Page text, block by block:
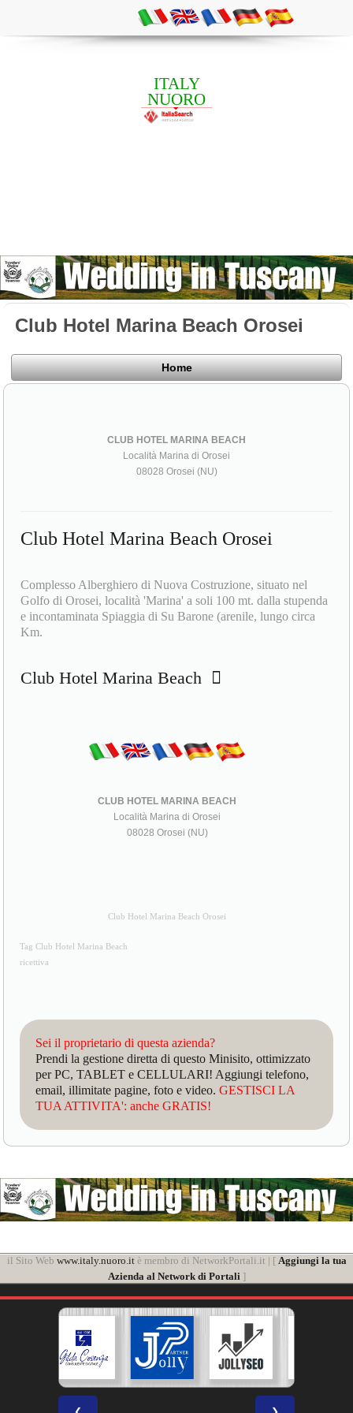
ITALY
NUORO
Club Hotel Marina Beach Orosei
Home
CLUB HOTEL MARINA BEACH
Località Marina di Orosei
08028 Orosei (NU)
Club Hotel Marina Beach Orosei
Complesso Alberghiero di Nuova Costruzione, situato nel
Golfo di Orosei, località 'Marina' a soli 100 mt. dalla stupenda
e incontaminata Spiaggia di Su Barone (arenile, lungo circa
Km.
Club Hotel Marina Beach
CLUB HOTEL MARINA BEACH
Località Marina di Orosei
08028 Orosei (NU)
Club Hotel Marina Beach Orosei
Tag Club Hotel Marina Beach
ricettiva
Sei il proprietario di questa azienda?
Prendi la gestione diretta di questo Minisito, ottimizzato
per PC, TABLET e CELLULARI! Aggiungi telefono,
email, illimitate pagine, foto e video.GESTISCI LA
TUA ATTIVITA': anche GRATIS!
il Sito Web www.italy.nuoro.itè membro di NetworkPortali.it | [ Aggiungi la tua
Azienda al Network di Portali]